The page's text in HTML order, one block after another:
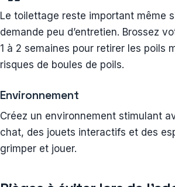
Le toilettage reste important même
demande peu d’entretien. Brossez
1 à 2 semaines pour retirer les poils
risques de boules de poils.
Environnement
Créez un environnement stimulant
chat, des jouets interactifs et des
grimper et jouer.